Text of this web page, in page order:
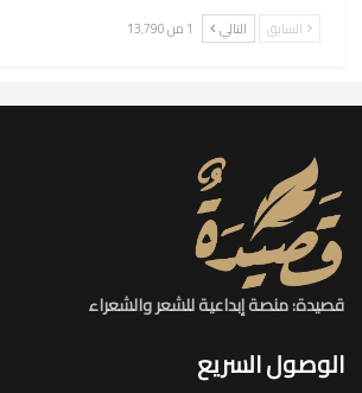
السابق التالي 1 من 13٬790
قصيدة: منصة إبداعية للشعر والشعراء
الوصول السريع